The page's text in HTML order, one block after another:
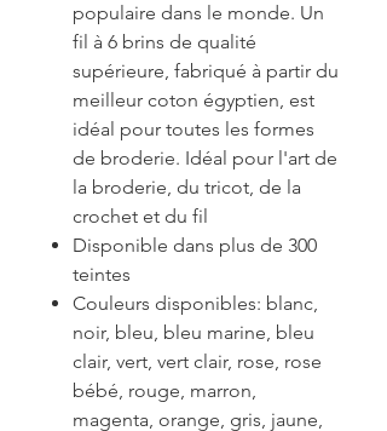
populaire dans le monde. Un
fil à 6 brins de qualité
supérieure, fabriqué à partir du
meilleur coton égyptien, est
idéal pour toutes les formes
de broderie. Idéal pour l'art de
la broderie, du tricot, de la
crochet et du fil
Disponible dans plus de 300
teintes
Couleurs disponibles: blanc,
noir, bleu, bleu marine, bleu
clair, vert, vert clair, rose, rose
bébé, rouge, marron,
magenta, orange, gris, jaune,